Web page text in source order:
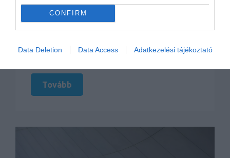
CONFIRM
Data Deletion Data Access Adatkezelési tájékoztató
márka villanyosítási terveiről. Innentől egyre
mélyebbre úsznak az olaszok az elektronok
tengerében, azaz a hibrid Aventador/Huracán
után már jönnek is a teljesen elektromos
Tovább